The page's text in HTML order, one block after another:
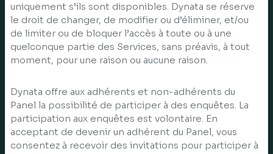
uniquement s’ils sont disponibles. Dynata se réserve
le droit de changer, de modifier ou d’éliminer, et/ou
de limiter ou de bloquer l’accès à toute ou à une
quelconque partie des Services, sans préavis, à tout
moment, pour une raison ou aucune raison.
Dynata offre aux adhérents et non-adhérents du
Panel la possibilité de participer à des enquêtes. La
participation aux enquêtes est volontaire. En
acceptant de devenir un adhérent du Panel, vous
consentez à recevoir des invitations pour participer à